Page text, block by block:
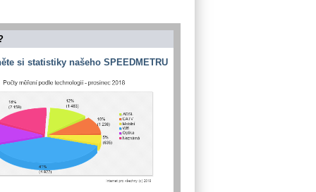
si statistiky našeho SPEEDMETRU